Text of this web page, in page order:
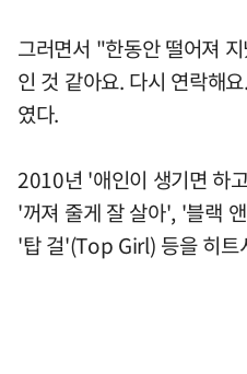
그러면서 "한동안 떨어져
인 것 같아요. 다시 연락해
였다.
2010년 '애인이 생기면 하
'꺼져 줄게 잘 살아', '블랙
'탑 걸'(Top Girl) 등을 히트